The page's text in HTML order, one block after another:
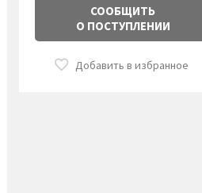
СООБЩИТЬ
О ПОСТУПЛЕНИИ
Добавить в избранное